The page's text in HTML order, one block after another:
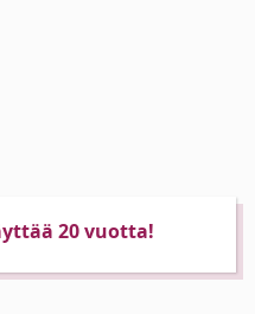
20 vuotta!